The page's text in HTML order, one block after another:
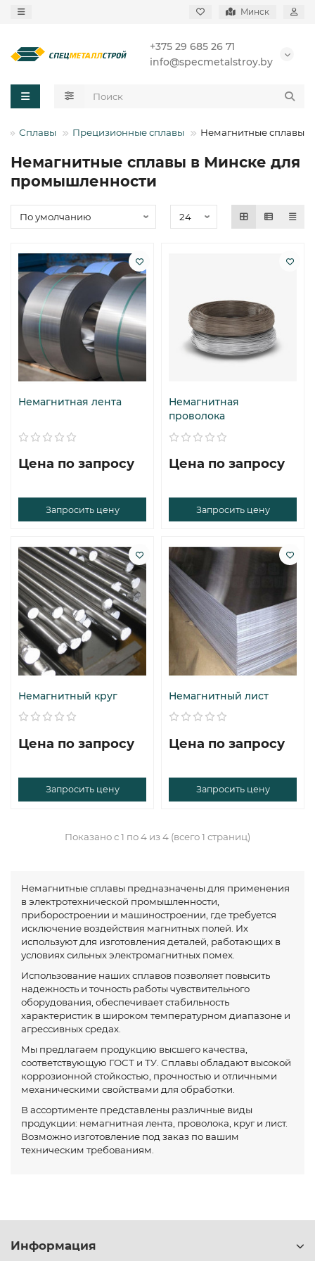
Минск
+375 29 685 26 71
info@specmetalstroy.by
Сплавы Прецизионные сплавы Немагнитные сплавы
Немагнитные сплавы в Минске для
промышленности
Немагнитная лента
Цена по запросу
Запросить цену
Немагнитная
проволока
Цена по запросу
Запросить цену
Немагнитный круг
Цена по запросу
Запросить цену
Немагнитный лист
Цена по запросу
Запросить цену
Показано с 1 по 4 из 4 (всего 1 страниц)
Немагнитные сплавы предназначены для применения
в электротехнической промышленности,
приборостроении и машиностроении, где требуется
исключение воздействия магнитных полей. Их
используют для изготовления деталей, работающих в
условиях сильных электромагнитных помех.
Использование наших сплавов позволяет повысить
надежность и точность работы чувствительного
оборудования, обеспечивает стабильность
характеристик в широком температурном диапазоне и
агрессивных средах.
Мы предлагаем продукцию высшего качества,
соответствующую ГОСТ и ТУ. Сплавы обладают высокой
коррозионной стойкостью, прочностью и отличными
механическими свойствами для обработки.
В ассортименте представлены различные виды
продукции: немагнитная лента, проволока, круг и лист.
Возможно изготовление под заказ по вашим
техническим требованиям.
Информация